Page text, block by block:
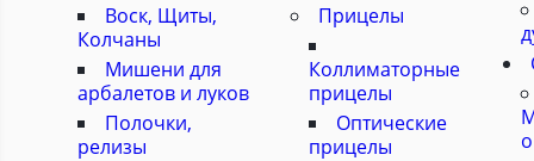
Воск, Щиты,
Колчаны
Мишени для
арбалетов и луков
Полочки,
релизы
Прицелы
Коллиматорные
прицелы
Оптические
прицелы